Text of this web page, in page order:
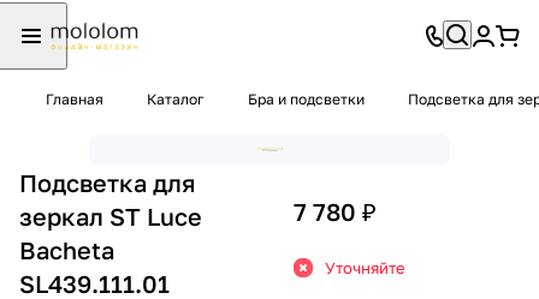
Главная Каталог Бра и подсветки Подсветка для
Подсветка для
зеркал ST Luce
Bacheta
SL439.111.01
7 780 ₽
Уточняйте